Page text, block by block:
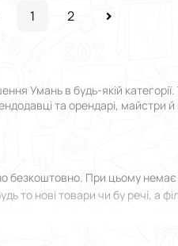
1 2
Умань в будь-якій
та орендарі, майстри
При цьому немає
то нові товари чи бу речі, а
оголошення у Умані й